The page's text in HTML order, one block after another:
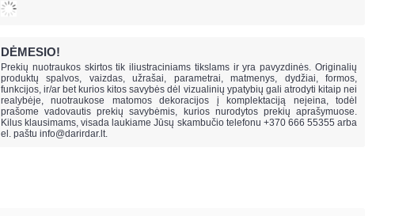
DĖMESIO!
Prekių nuotraukos skirtos tik iliustraciniams tikslams ir yra pavyzdinės. Originalių
produktų spalvos, vaizdas, užrašai, parametrai, matmenys, dydžiai, formos,
funkcijos, ir/ar bet kurios kitos savybės dėl vizualinių ypatybių gali atrodyti kitaip nei
realybėje, nuotraukose matomos dekoracijos į komplektaciją neįeina,todėl
prašome vadovautis prekių savybėmis, kurios nurodytos prekių aprašymuose.
Kilus klausimams, visada laukiame Jūsų skambučio telefonu +370 666 55355 arba
el. paštu info@darirdar.lt.